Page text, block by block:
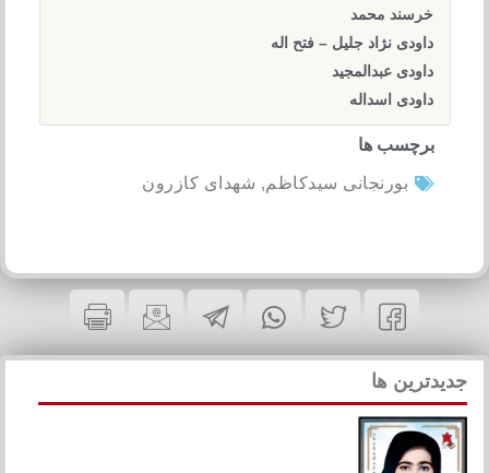
خرسند محمد
داودی نژاد جلیل – فتح اله
داودی عبدالمجید
داودی اسداله
برچسب ها
بورنجانی سیدکاظم, شهدای کازرون
جدیدترین ها